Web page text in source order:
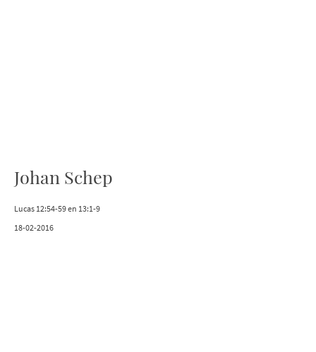
Johan Schep
Lucas 12:54-59 en 13:1-9
18-02-2016